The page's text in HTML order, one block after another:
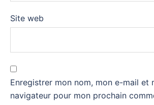
Site web
Enregistrer mon nom, mon e-mail et
navigateur pour mon prochain